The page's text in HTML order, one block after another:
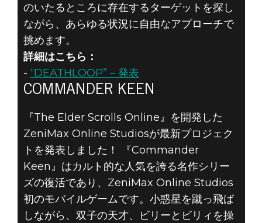
のいたるところに存在するターゲットを探し
ながら、あらゆる状況に自由なアプローチで
挑めます。
詳細はこちら：
- “DEATHLOOP” – 発表
COMMANDER KEEN
『The Elder Scrolls Online』を開発した
ZeniMax Online Studiosが最新プロジェク
トを発表しました！ 『Commander
Keen』はカルト的な人気を誇る名作シリー
ズの復活であり、ZeniMax Online Studios
初のモバイルゲームです。小惑星を蹴っ飛ば
しながら、双子の天才、ビリーとビリィを操